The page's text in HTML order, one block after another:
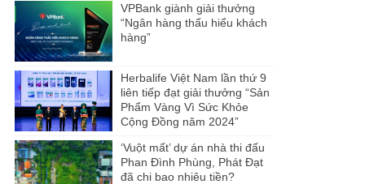
VPBank giành giải thưởng
“Ngân hàng thấu hiểu khách
hàng”
Herbalife Việt Nam lần thứ 9
liên tiếp đạt giải thưởng “Sản
Phẩm Vàng Vì Sức Khỏe
Cộng Đồng năm 2024”
‘Vuột mất’ dự án nhà thi đấu
Phan Đình Phùng, Phát Đạt
đã chi bao nhiêu tiền?